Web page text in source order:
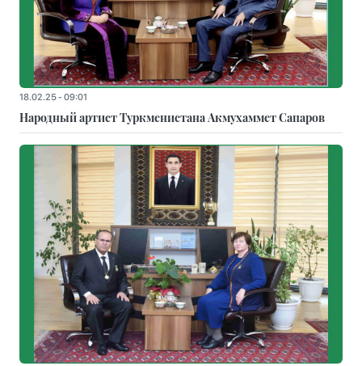
18.02.25 - 09:01
Народный артист Туркменистана Акмухаммет Сапаров